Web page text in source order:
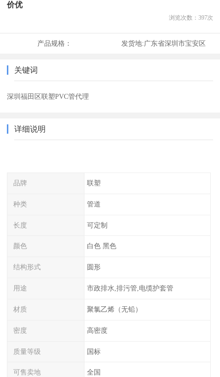
价优
浏览次数： 397次
产品规格： 发货地:广东省深圳市宝安区
关键词
深圳福田区联塑PVC管代理
详细说明
品牌 联塑
种类 管道
长度 可定制
颜色 白色 黑色
结构形式 圆形
用途 市政排水,排污管,电缆护套管
材质 聚氯乙烯（无铅）
密度 高密度
质量等级 国标
可售卖地 全国